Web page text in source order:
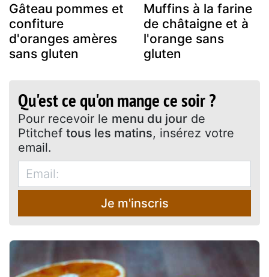
Gâteau pommes et
confiture
d'oranges amères
sans gluten
Muffins à la farine
de châtaigne et à
l'orange sans
gluten
Qu'est ce qu'on mange ce soir ?
Pour recevoir le menu du jour de
Ptitchef tous les matins, insérez votre
email.
Je m'inscris